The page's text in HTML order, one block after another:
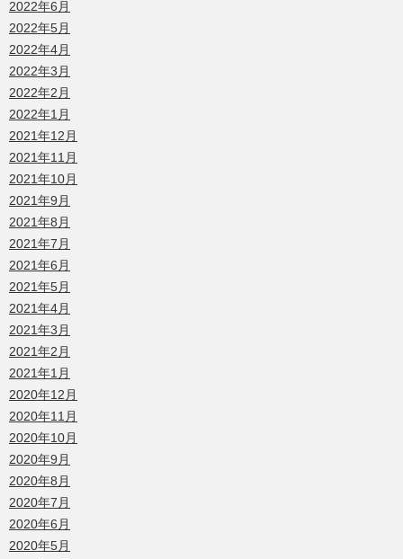
2022年6月
2022年5月
2022年4月
2022年3月
2022年2月
2022年1月
2021年12月
2021年11月
2021年10月
2021年9月
2021年8月
2021年7月
2021年6月
2021年5月
2021年4月
2021年3月
2021年2月
2021年1月
2020年12月
2020年11月
2020年10月
2020年9月
2020年8月
2020年7月
2020年6月
2020年5月